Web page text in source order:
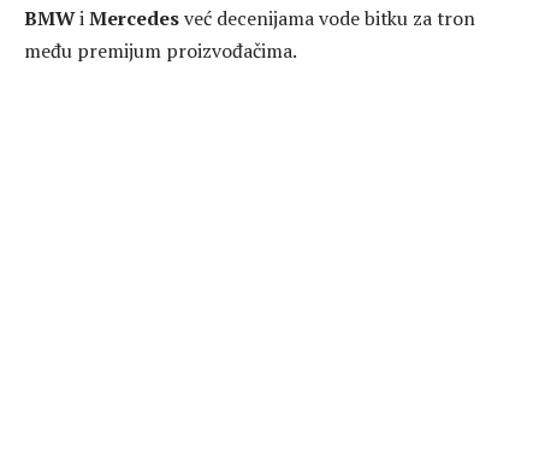
BMWiMercedesveć decenijama vode bitku za tron
među premijum proizvođačima.